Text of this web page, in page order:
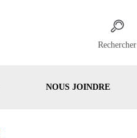
Rechercher
NOUS JOINDRE